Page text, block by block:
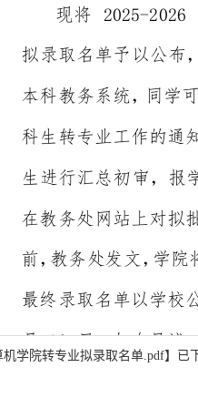
机学院转专业拟录取名单.pdf】已